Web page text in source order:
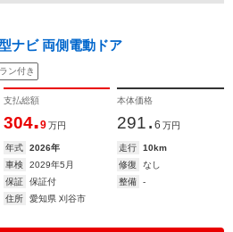
ナビ 両側電動ドア
ン付き
支払総額
304.9 万円
本体価格
291. 6 万円
年式 2026年 走行
10km
車検
2029年5月 修復
なし
保証
保証付 整備
-
住所
愛知県 刈谷市